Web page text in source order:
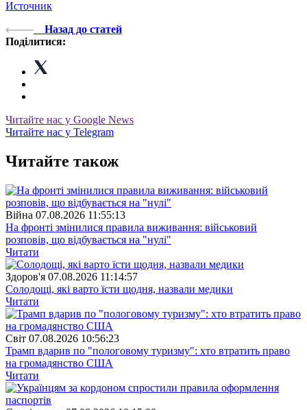
Источник
Назад до статей
Поділитися:
Читайте нас у Google News
Читайте нас у Telegram
Читайте також
Війна 07.08.2026 11:55:13
На фронті змінилися правила виживання: військовий
розповів, що відбувається на "нулі"
Читати
Здоров'я 07.08.2026 11:14:57
Солодощі, які варто їсти щодня, назвали медики
Читати
Свiт 07.08.2026 10:56:23
Трамп вдарив по "пологовому туризму": хто втратить право
на громадянство США
Читати